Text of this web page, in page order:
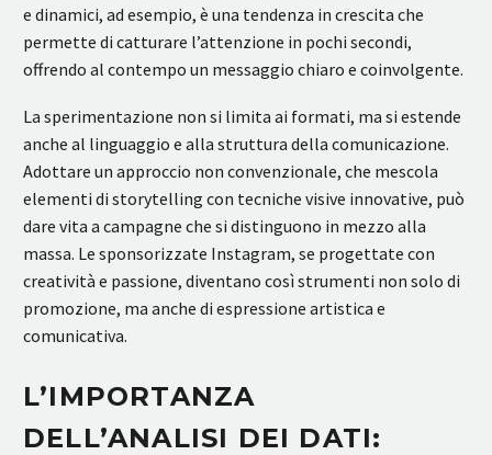
e dinamici, ad esempio, è una tendenza in crescita che
permette di catturare l’attenzione in pochi secondi,
offrendo al contempo un messaggio chiaro e coinvolgente.
La sperimentazione non si limita ai formati, ma si estende
anche al linguaggio e alla struttura della comunicazione.
Adottare un approccio non convenzionale, che mescola
elementi di storytelling con tecniche visive innovative, può
dare vita a campagne che si distinguono in mezzo alla
massa. Le sponsorizzate Instagram, se progettate con
creatività e passione, diventano così strumenti non solo di
promozione, ma anche di espressione artistica e
comunicativa.
L’IMPORTANZA
DELL’ANALISI DEI DATI: